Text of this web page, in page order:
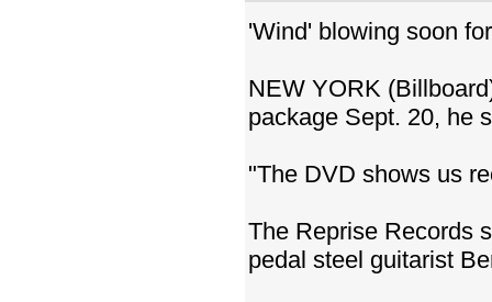
'Wind' blowing soon
NEW YORK
package Sept. 20, he
"The DVD shows us
The Reprise Records
pedal steel guitarist